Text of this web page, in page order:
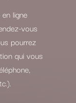
ligne
vous
pourrez
qui vous